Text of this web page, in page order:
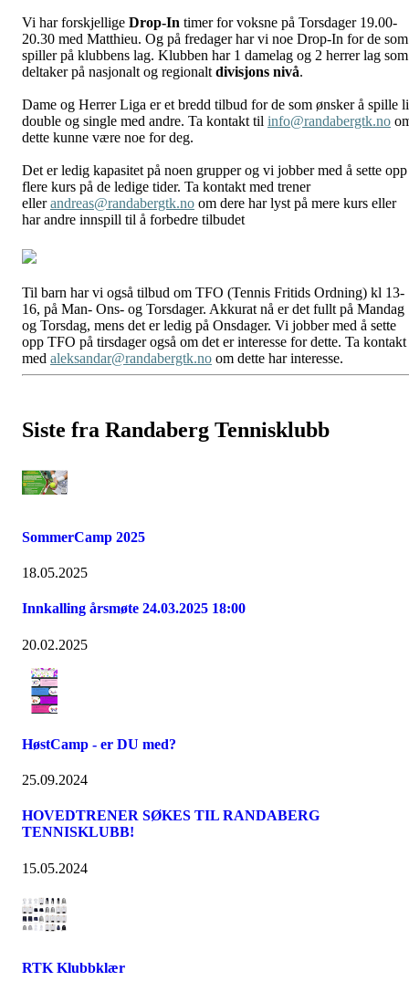
Vi har forskjellige Drop-In timer for voksne på Torsdager 19.00-
20.30 med Matthieu. Og på fredager har vi noe Drop-In for de som
spiller på klubbens lag. Klubben har 1 damelag og 2 herrer lag som
deltaker på nasjonalt og regionalt divisjons nivå.
Dame og Herrer Liga er et bredd tilbud for de som ønsker å spille
double og single med andre. Ta kontakt til info@randabergtk.no
dette kunne være noe for deg.
Det er ledig kapasitet på noen grupper og vi jobber med å sette opp
flere kurs på de ledige tider. Ta kontakt med trener
ellerandreas@randabergtk.no om dere har lyst på mere kurs eller
har andre innspill til å forbedre tilbudet
Til barn har vi også tilbud om TFO (Tennis Fritids Ordning) kl 13-
16, på Man- Ons- og Torsdager. Akkurat nå er det fullt på Mandag
og Torsdag, mens det er ledig på Onsdager. Vi jobber med å sette
opp TFO på tirsdager også om det er interesse for dette. Ta kontakt
med aleksandar@randabergtk.no om dette har interesse.
Siste fra Randaberg Tennisklubb
SommerCamp 2025
18.05.2025
Innkalling årsmøte 24.03.2025 18:00
20.02.2025
HøstCamp - er DU med?
25.09.2024
HOVEDTRENER SØKES TIL RANDABERG
TENNISKLUBB!
15.05.2024
RTK Klubbklær